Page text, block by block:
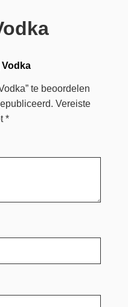
|Vodka
te beoordelen
Vereiste
*